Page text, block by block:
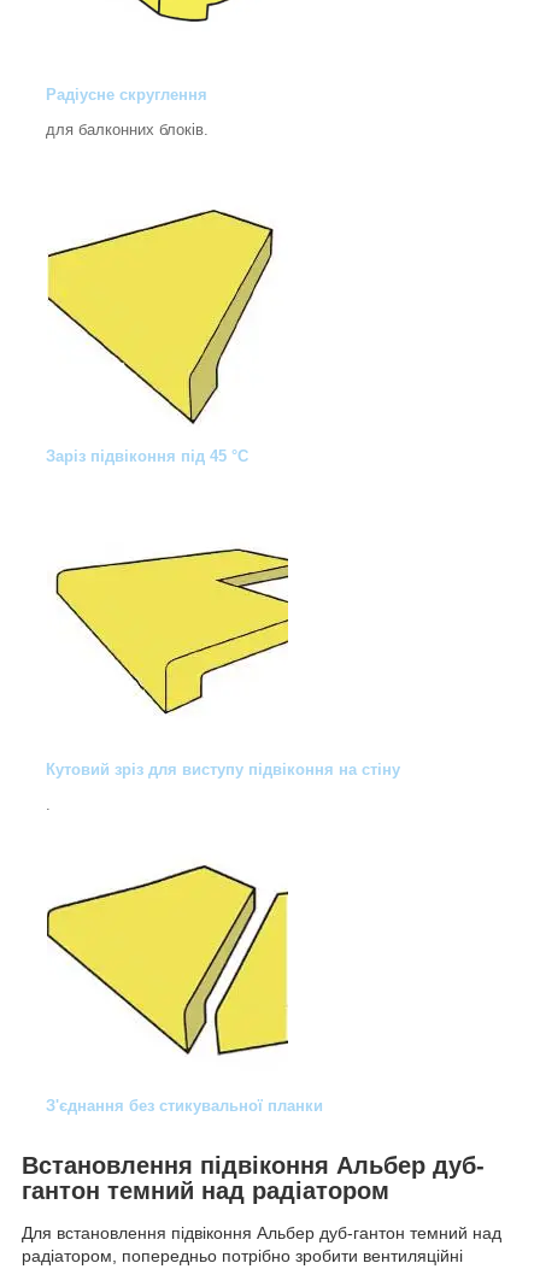
Радіусне скруглення
для балконних блоків.
Заріз підвіконня під 45 °C
Кутовий зріз для виступу підвіконня на стіну
З'єднання без стикувальної планки
Встановлення підвіконня Альбер дуб-
гантон темний над радіатором
Для встановлення підвіконня Альбер дуб-гантон темний над
радіатором, попередньо потрібно зробити вентиляційні